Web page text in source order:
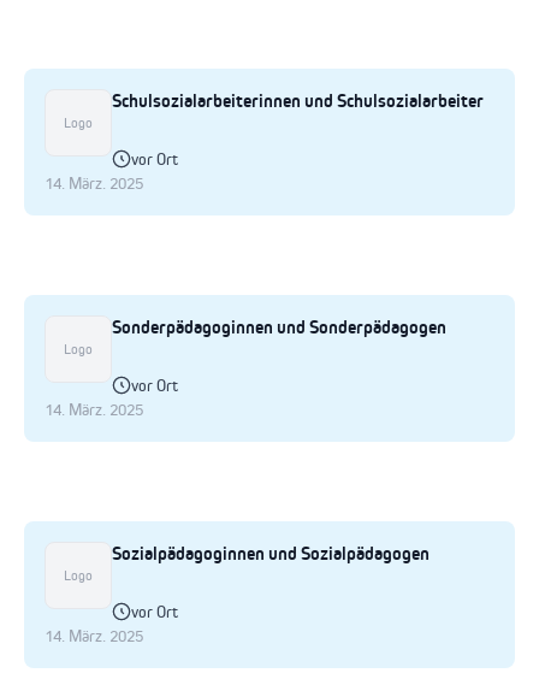
Logo
Schulsozialarbeiterinnen und Schulsozialarbeiter
vor Ort
14. März. 2025
Logo
Sonderpädagoginnen und Sonderpädagogen
vor Ort
14. März. 2025
Logo
Sozialpädagoginnen und Sozialpädagogen
vor Ort
14. März. 2025